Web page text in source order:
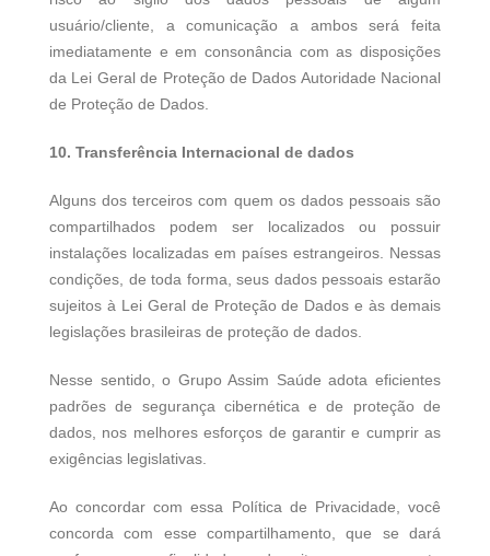
usuário/cliente, a comunicação a ambos será feita
imediatamente e em consonância com as disposições
da Lei Geral de Proteção de Dados Autoridade Nacional
de Proteção de Dados.
10. Transferência Internacional de dados
Alguns dos terceiros com quem os dados pessoais são
compartilhados podem ser localizados ou possuir
instalações localizadas em países estrangeiros. Nessas
condições, de toda forma, seus dados pessoais estarão
sujeitos à Lei Geral de Proteção de Dados e às demais
legislações brasileiras de proteção de dados.
Nesse sentido, o Grupo Assim Saúde adota eficientes
padrões de segurança cibernética e de proteção de
dados, nos melhores esforços de garantir e cumprir as
exigências legislativas.
Ao concordar com essa Política de Privacidade, você
concorda com esse compartilhamento, que se dará